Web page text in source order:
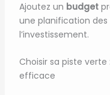
Ajoutez un budget
une planification
l’investissement.
Choisir sa piste
efficace